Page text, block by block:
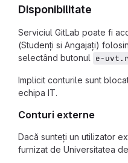
Disponibilitate
Serviciul GitLab poate fi
(Studenți si Angajați)
selectând butonul e-
Implicit conturile sunt
echipa IT.
Conturi externe
Dacă sunteți un utilizator
furnizat de Universitatea